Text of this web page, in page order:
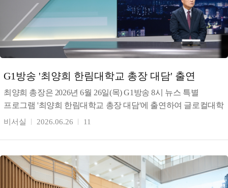
G1방송 '최양희 한림대학교 총장 대담' 출연
최양희 총장은 2026년 6월 26일(목) G1방송 8시 뉴스 특별
프로그램 '최양희 한림대학교 총장 대담'에 출연하여 글로컬대학
30 선정 이후 한림대학교의 성과와 향후 미래 교
비서실 2026.06.26 11